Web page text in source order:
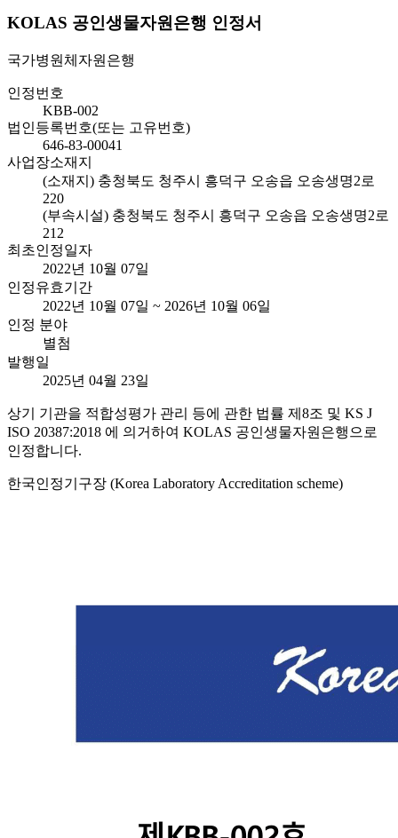
KOLAS 공인생물자원은행 인정서
국가병원체자원은행
인정번호
KBB-002
법인등록번호(또는 고유번호)
646-83-00041
사업장소재지
(소재지) 충청북도 청주시 흥덕구 오송읍 오송생명2로
220
(부속시설) 충청북도 청주시 흥덕구 오송읍 오송생명2로
212
최초인정일자
2022년 10월 07일
인정유효기간
2022년 10월 07일 ~ 2026년 10월 06일
인정 분야
별첨
발행일
2025년 04월 23일
상기 기관을 적합성평가 관리 등에 관한 법률 제8조 및 KS J
ISO 20387:2018 에 의거하여 KOLAS 공인생물자원은행으로
인정합니다.
한국인정기구장 (Korea Laboratory Accreditation scheme)